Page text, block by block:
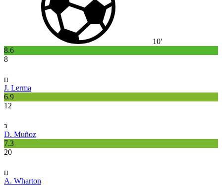
10'
8.6
8
п
J. Lerma
6.9
12
з
D. Muñoz
7.3
20
п
A. Wharton